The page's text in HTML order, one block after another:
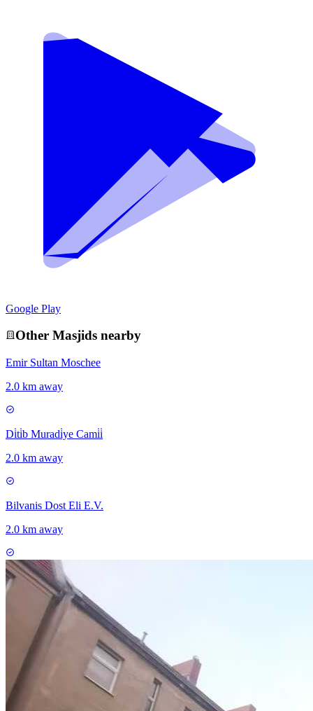
Google Play
Other Masjids nearby
Emir Sultan Moschee
2.0 km away
Di̇ti̇b Muradi̇ye Cami̇i̇
2.0 km away
Bilvanis Dost Eli E.V.
2.0 km away